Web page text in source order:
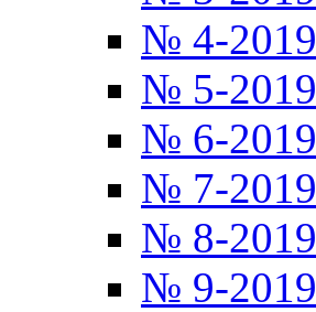
№ 4-2019
№ 5-2019
№ 6-2019
№ 7-2019
№ 8-2019
№ 9-2019